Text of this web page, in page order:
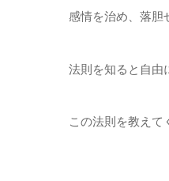
感情を治め、落胆
法則を知ると自由
この法則を教えて